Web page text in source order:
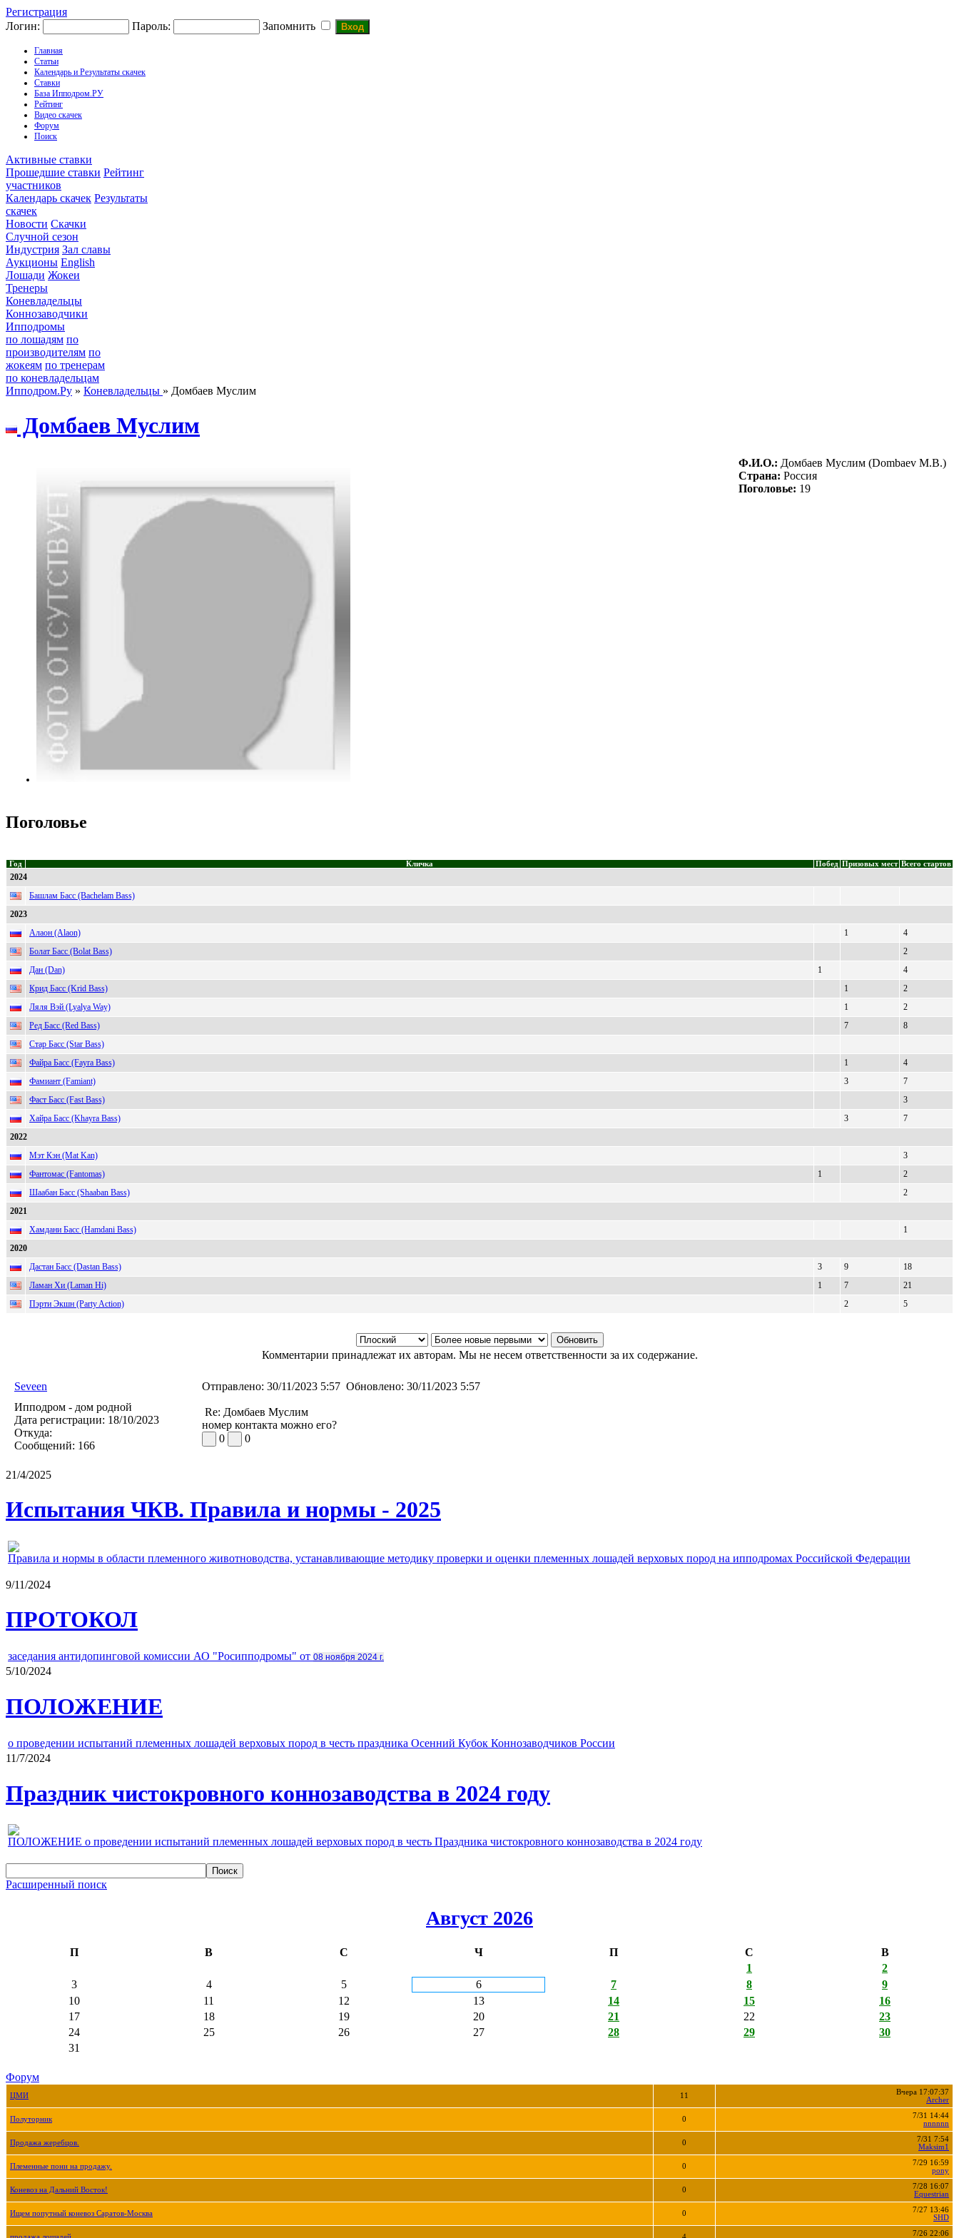
Регистрация
Логин:
Пароль: Запомнить
Главная
Статьи
Календарь и Результаты скачек
Ставки
База Ипподром.РУ
Рейтинг
Видео скачек
Форум
Поиск
Активные ставки
Прошедшие ставки Рейтинг
участников
Календарь скачек Результаты
скачек
Новости Скачки
Случной сезон
Индустрия Зал славы
Аукционы English
Лошади Жокеи
Тренеры
Коневладельцы
Коннозаводчики
Ипподромы
по лошадям по
производителям по
жокеям по тренерам
по коневладельцам
Ипподром.Ру » Коневладельцы » Домбаев Муслим
Дoмбaeв Mуслим
Ф.И.О.: Дoмбaeв Mуслим (Dombaev M.B.)
Страна: Россия
Поголовье: 19
Поголовье
Год Кличка Побед Призовых мест Всего стартов
2024
Башлам Басс (Bachelam Bass)
2023
Алаон (Alaon)
1
4
Болат Басс (Bolat Bass)
2
Дан (Dan)
1
4
Крид Басс (Krid Bass)
1
2
Ляля Вэй (Lyalya Way)
1
2
Ред Басс (Red Bass)
7
8
Стар Басс (Star Bass)
Файра Басс (Fayra Bass)
1
4
Фамиант (Famiant)
3
7
Фаст Басс (Fast Bass)
3
Хайра Басс (Khayra Bass)
3
7
2022
Мэт Кэн (Mat Kan)
3
Фантомас (Fantomas)
1
2
Шаабан Басс (Shaaban Bass)
2
2021
Хамдани Басс (Hamdani Bass)
1
2020
Дастан Басс (Dastan Bass)
3 9
18
Ламан Хи (Laman Hi)
1 7
21
Пэрти Экшн (Party Action)
2 5
Комментарии принадлежат их авторам. Мы не несем ответственности за их содержание.
Seveen Отправлено: 30/11/2023 5:57 Обновлено: 30/11/2023 5:57
Ипподром - дом родной
Дата регистрации: 18/10/2023
Откуда:
Сообщений: 166
Re: Домбаев Муслим
номер контакта можно его?
0
0
21/4/2025
Испытания ЧКВ. Правила и нормы - 2025
Правила и нормы в области племенного животноводства, устанавливающие методику проверки и оценки племенных лошадей верховых пород на ипподромах Российской Федерации
9/11/2024
ПРОТОКОЛ
заседания антидопинговой комиссии АО "Росипподромы" от 08 ноября 2024 г.
5/10/2024
ПОЛОЖЕНИЕ
о проведении испытаний племенных лошадей верховых пород в честь праздника Осенний Кубок Коннозаводчиков России
11/7/2024
Праздник чистокровного коннозаводства в 2024 году
ПОЛОЖЕНИЕ о проведении испытаний племенных лошадей верховых пород в честь Праздника чистокровного коннозаводства в 2024 году
Расширенный поиск
Август 2026
П В С Ч П С
В
1
2
3
4 5 6 7 8
9
10
11 12 13 14 15
16
17
18 19 20 21 22
23
24
25 26 27 28 29
30
31
Форум
ЦМИ 11
Вчера 17:07:37
Archer
Полуторник 0
7/31 14:44
nnnnnn
Продажа жеребцов. 0
7/31 7:54
Maksim1
Племенные пони на продажу. 0
7/29 16:59
pony
Коневоз на Дальний Восток! 0
7/28 16:07
Equestrian
Ищем попутный коневоз Саратов-Москва 0
7/27 13:46
SHD
7/26 22:06